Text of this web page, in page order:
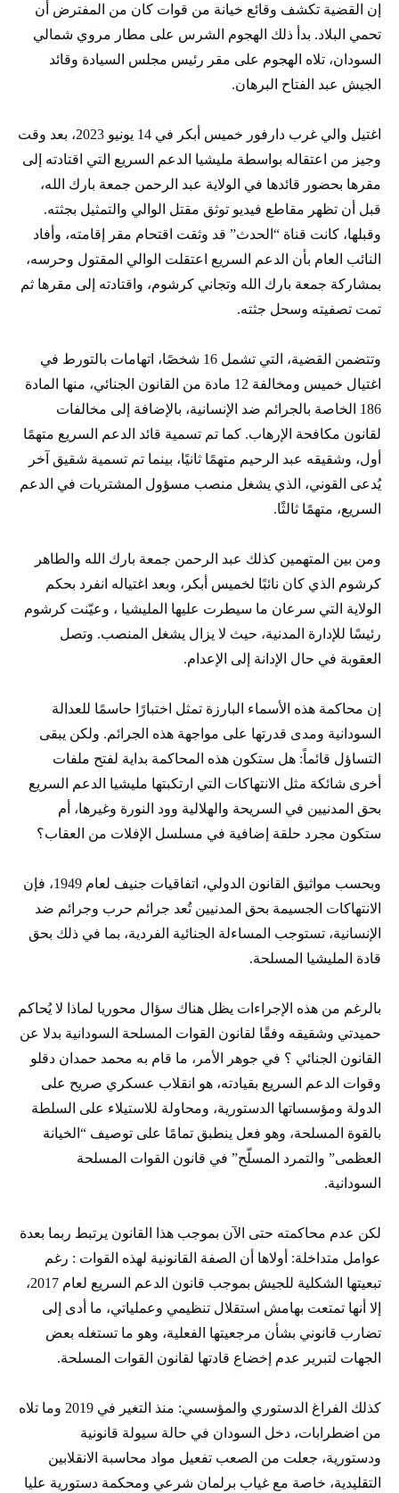
إن القضية تكشف وقائع خيانة من قوات كان من المفترض أن
تحمي البلاد. بدأ ذلك الهجوم الشرس على مطار مروي شمالي
السودان، تلاه الهجوم على مقر رئيس مجلس السيادة وقائد
الجيش عبد الفتاح البرهان.
اغتيل والي غرب دارفور خميس أبكر في 14 يونيو 2023، بعد وقت
وجيز من اعتقاله بواسطة مليشيا الدعم السريع التي اقتادته إلى
مقرها بحضور قائدها في الولاية عبد الرحمن جمعة بارك الله،
قبل أن تظهر مقاطع فيديو توثق مقتل الوالي والتمثيل بجثته.
وقبلها، كانت قناة “الحدث” قد وثقت اقتحام مقر إقامته، وأفاد
النائب العام بأن الدعم السريع اعتقلت الوالي المقتول وحرسه،
بمشاركة جمعة بارك الله وتجاني كرشوم، واقتادته إلى مقرها ثم
تمت تصفيته وسحل جثته.
وتتضمن القضية، التي تشمل 16 شخصًا، اتهامات بالتورط في
اغتيال خميس ومخالفة 12 مادة من القانون الجنائي، منها المادة
186 الخاصة بالجرائم ضد الإنسانية، بالإضافة إلى مخالفات
لقانون مكافحة الإرهاب. كما تم تسمية قائد الدعم السريع متهمًا
أول، وشقيقه عبد الرحيم متهمًا ثانيًا، بينما تم تسمية شقيق آخر
يُدعى القوني، الذي يشغل منصب مسؤول المشتريات في الدعم
السريع، متهمًا ثالثًا.
ومن بين المتهمين كذلك عبد الرحمن جمعة بارك الله والطاهر
كرشوم الذي كان نائبًا لخميس أبكر، وبعد اغتياله انفرد بحكم
الولاية التي سرعان ما سيطرت عليها المليشيا ، وعيّنت كرشوم
رئيسًا للإدارة المدنية، حيث لا يزال يشغل المنصب. وتصل
العقوبة في حال الإدانة إلى الإعدام.
إن محاكمة هذه الأسماء البارزة تمثل اختبارًا حاسمًا للعدالة
السودانية ومدى قدرتها على مواجهة هذه الجرائم. ولكن يبقى
التساؤل قائماً: هل ستكون هذه المحاكمة بداية لفتح ملفات
أخرى شائكة مثل الانتهاكات التي ارتكبتها مليشيا الدعم السريع
بحق المدنيين في السريحة والهلالية وود النورة وغيرها، أم
ستكون مجرد حلقة إضافية في مسلسل الإفلات من العقاب؟
وبحسب مواثيق القانون الدولي، اتفاقيات جنيف لعام 1949، فإن
الانتهاكات الجسيمة بحق المدنيين تُعد جرائم حرب وجرائم ضد
الإنسانية، تستوجب المساءلة الجنائية الفردية، بما في ذلك بحق
قادة المليشيا المسلحة.
بالرغم من هذه الإجراءات يظل هناك سؤال محوريا لماذا لا يُحاكم
حميدتي وشقيقه وفقًا لقانون القوات المسلحة السودانية بدلا عن
القانون الجنائي ؟ في جوهر الأمر، ما قام به محمد حمدان دقلو
وقوات الدعم السريع بقيادته، هو انقلاب عسكري صريح على
الدولة ومؤسساتها الدستورية، ومحاولة للاستيلاء على السلطة
بالقوة المسلحة، وهو فعل ينطبق تمامًا على توصيف “الخيانة
العظمى” والتمرد المسلّح” في قانون القوات المسلحة
السودانية.
لكن عدم محاكمته حتى الآن بموجب هذا القانون يرتبط ربما بعدة
عوامل متداخلة: أولاها أن الصفة القانونية لهذه القوات : رغم
تبعيتها الشكلية للجيش بموجب قانون الدعم السريع لعام 2017،
إلا أنها تمتعت بهامش استقلال تنظيمي وعملياتي، ما أدى إلى
تضارب قانوني بشأن مرجعيتها الفعلية، وهو ما تستغله بعض
الجهات لتبرير عدم إخضاع قادتها لقانون القوات المسلحة.
كذلك الفراغ الدستوري والمؤسسي: منذ التغير في 2019 وما تلاه
من اضطرابات، دخل السودان في حالة سيولة قانونية
ودستورية، جعلت من الصعب تفعيل مواد محاسبة الانقلابين
التقليدية، خاصة مع غياب برلمان شرعي ومحكمة دستورية عليا